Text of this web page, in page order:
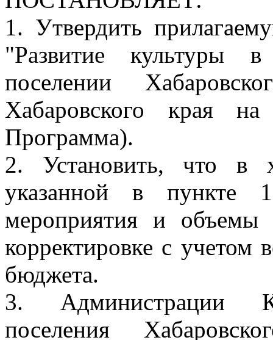
1. Утвердить
"Развитие культуры в
поселении
Хабаровского края
Программа).
2. Установить, что в
указанной в пункте 1
мероприятия и объемы
корректировке с учетом
бюджета.
3. Администрации
поселения